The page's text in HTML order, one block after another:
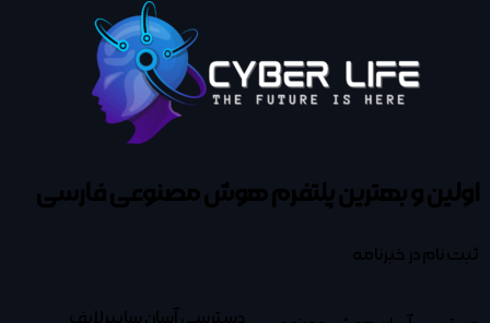
اولین و بهترین پلتفرمهوش مصنوعی فارسی
ثبت نام در خبرنامه
دسترسی آسان سایبرلایف